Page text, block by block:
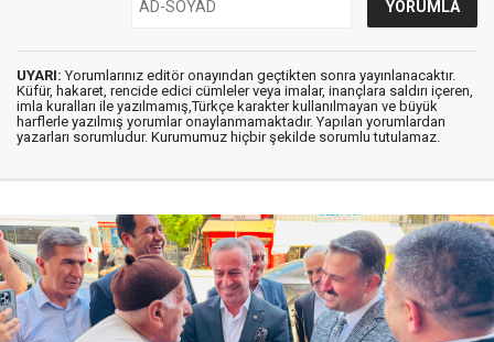
UYARI: Yorumlarınız editör onayından geçtikten sonra yayınlanacaktır.
Küfür, hakaret, rencide edici cümleler veya imalar, inançlara saldırı içeren,
imla kuralları ile yazılmamış,Türkçe karakter kullanılmayan ve büyük
harflerle yazılmış yorumlar onaylanmamaktadır. Yapılan yorumlardan
yazarları sorumludur. Kurumumuz hiçbir şekilde sorumlu tutulamaz.